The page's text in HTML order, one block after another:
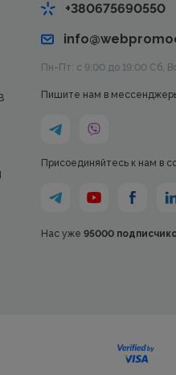
+380675690550
Пн-Пт: с 9:00 до 19:00 Cб,
Пишите нам в
Присоединяйтесь к нам в
Нас уже 95000